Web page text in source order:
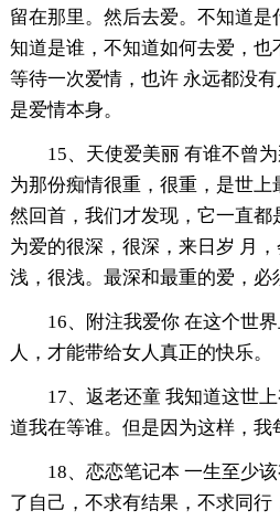
留在那里。然后去爱。不知道
知道是谁，不知道如何去爱，也
等待一次爱情，也许 永远都没
是爱情本身。
15、天使爱美丽 有谁不曾
为那份痴情很重，很重，是世
然回首，我们才发现，它一直都
为爱的很深，很深，来日岁 月
浅，很浅。最深和最重的爱，必
16、附注我爱你 在这个世
人，才能带给女人真正的快乐。
17、返老还童 我知道这世
道我在等谁。但是因为这样，我
18、恋恋笔记本 一生至少
了自己，不求有结果，不求同